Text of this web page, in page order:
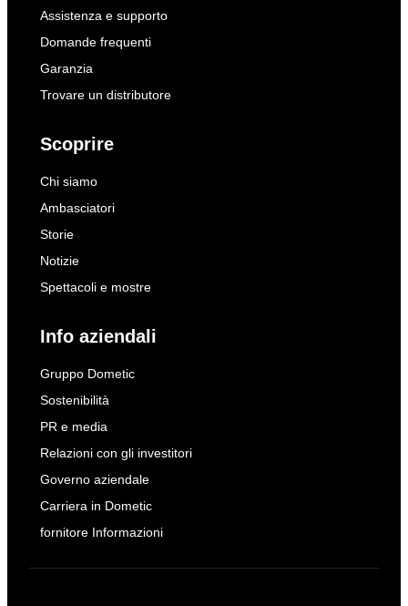
Assistenza e supporto
Domande frequenti
Garanzia
Trovare un distributore
Scoprire
Chi siamo
Ambasciatori
Storie
Notizie
Spettacoli e mostre
Info aziendali
Gruppo Dometic
Sostenibilità
PR e media
Relazioni con gli investitori
Governo aziendale
Carriera in Dometic
fornitore Informazioni